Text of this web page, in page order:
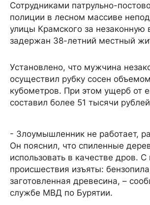
Сотрудниками патрульно-
полиции в лесном массиве
улицы Крамского за незаконную
задержан 38-летний местный
Установлено, что мужчина
осуществил рубку сосен
кубометров. При этом ущерб от
составил более 51 тысячи
- Злоумышленник не работает,
Он пояснил, что спиленные
использовать в качестве дров. С
происшествия изъяты:
заготовленная древесина, –
службе МВД по Бурятии.